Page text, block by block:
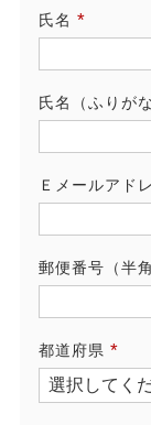
氏名
須)
氏名（ふりが
Ｅメールアド
郵便番号（半
都道府県
(必
須)